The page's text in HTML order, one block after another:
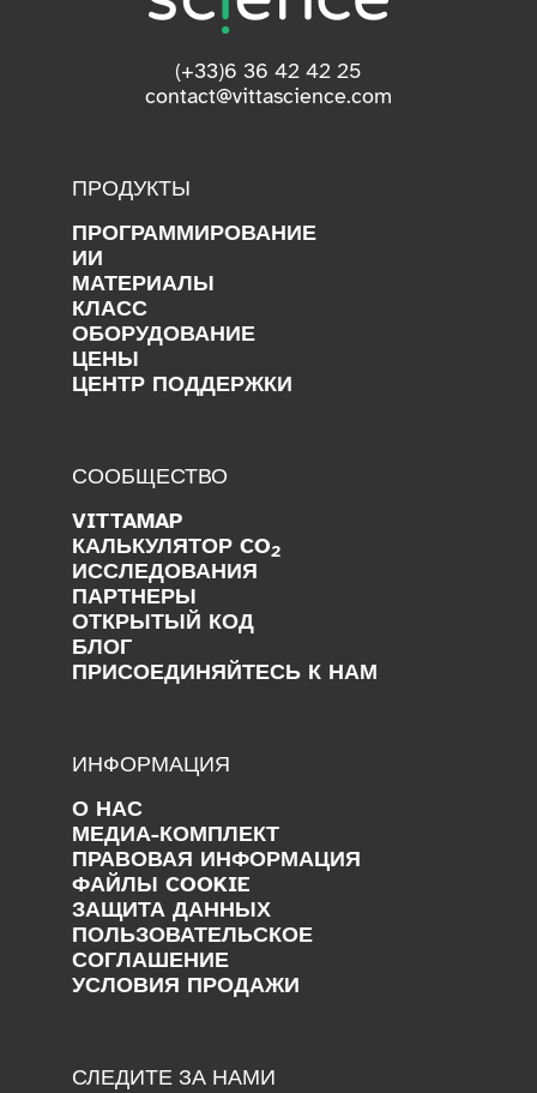
(+33)6 36 42 42 25
contact@vittascience.com
ПРОДУКТЫ
ПРОГРАММИРОВАНИЕ
ИИ
МАТЕРИАЛЫ
КЛАСС
ОБОРУДОВАНИЕ
ЦЕНЫ
ЦЕНТР ПОДДЕРЖКИ
СООБЩЕСТВО
VITTAMAP
КАЛЬКУЛЯТОР CO2
ИССЛЕДОВАНИЯ
ПАРТНЕРЫ
ОТКРЫТЫЙ КОД
БЛОГ
ПРИСОЕДИНЯЙТЕСЬ К НАМ
ИНФОРМАЦИЯ
О НАС
МЕДИА-КОМПЛЕКТ
ПРАВОВАЯ ИНФОРМАЦИЯ
ФАЙЛЫ COOKIE
ЗАЩИТА ДАННЫХ
ПОЛЬЗОВАТЕЛЬСКОЕ
СОГЛАШЕНИЕ
УСЛОВИЯ ПРОДАЖИ
СЛЕДИТЕ ЗА НАМИ